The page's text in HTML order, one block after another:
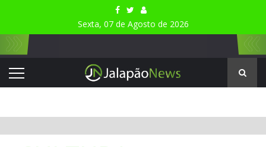
Sexta, 07 de Agosto de 2026